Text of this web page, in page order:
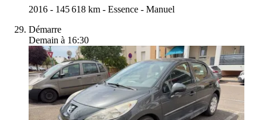
2016 - 145 618 km - Essence - Manuel
Démarre
Demain à 16:30